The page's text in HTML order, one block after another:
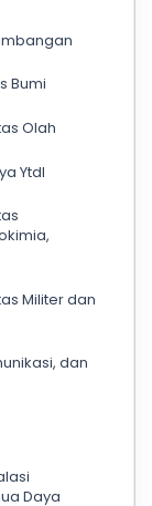
Bumi
Olah
Ytdl
Militer dan
dan
Daya